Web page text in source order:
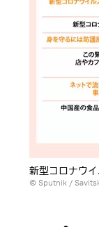
新型コロナウ
© Sputnik /